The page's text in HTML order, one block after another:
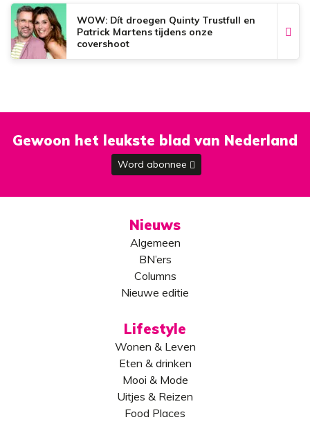
WOW: Dít droegen Quinty Trustfull en
Patrick Martens tijdens onze
covershoot
Gewoon het leukste blad van Nederland
Word abonnee
Nieuws
Algemeen
BN’ers
Columns
Nieuwe editie
Lifestyle
Wonen & Leven
Eten & drinken
Mooi & Mode
Uitjes & Reizen
Food Places